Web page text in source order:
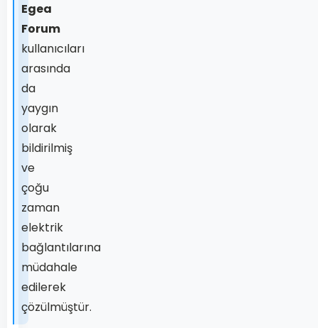
Egea
Forum
kullanıcıları
arasında
da
yaygın
olarak
bildirilmiş
ve
çoğu
zaman
elektrik
bağlantılarına
müdahale
edilerek
çözülmüştür.